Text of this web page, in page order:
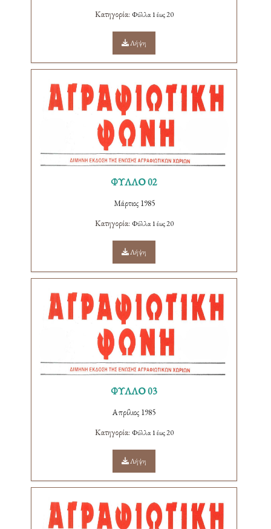
Κατηγορία: Φύλλα 1 έως 20
Λήψη
ΦΥΛΛΟ 02
Μάρτιος 1985
Κατηγορία: Φύλλα 1 έως 20
Λήψη
ΦΥΛΛΟ 03
Απρίλιος 1985
Κατηγορία: Φύλλα 1 έως 20
Λήψη